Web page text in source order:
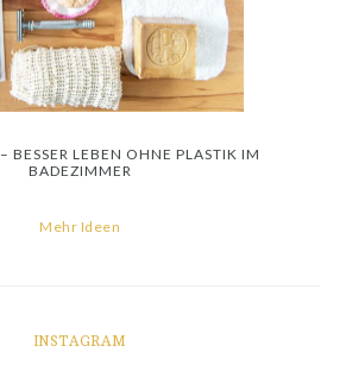
BESSER LEBEN OHNE PLASTIK IM
BADEZIMMER
Mehr Ideen
INSTAGRAM